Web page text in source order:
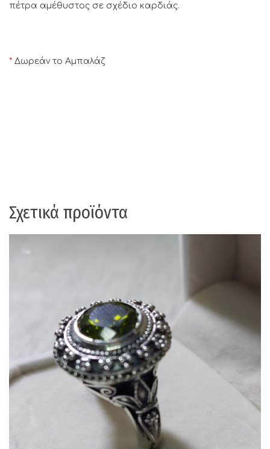
πέτρα αμέθυστος σε σχέδιο καρδιάς.
* Δωρεάν το Αμπαλάζ
Σχετικά προϊόντα